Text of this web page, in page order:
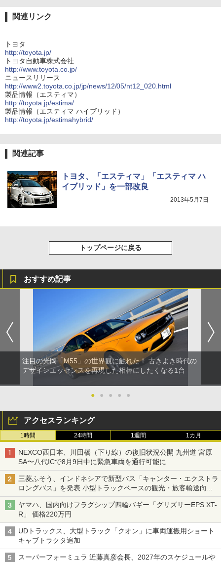
関連リンク
トヨタ
http://toyota.jp/
トヨタ自動車株式会社
http://www.toyota.co.jp/
ニュースリリース
http://www2.toyota.co.jp/jp/news/12/05/nt12_020.html
製品情報（エスティマ）
http://toyota.jp/estima/
製品情報（エスティマ ハイブリッド）
http://toyota.jp/estimahybrid/
関連記事
トヨタ、「エスティマ」「エスティマ ハ
イブリッド」を一部改良
2013年5月7日
トップページに戻る
おすすめ記事
注目の光岡「M55」の世界観に触れた！ 古きよき時代の
デザインエッセンスを再現した相棒にしたくなる1台
● ● ● ● ●
アクセスランキング
1時間 24時間 1週間 1カ月
NEXCO西日本、川田橋（下り線）の復旧状況公開 九州道 宮原
SA〜八代ICで8月9日中に緊急車両を通行可能に
三菱ふそう、インドネシアで新型バス「キャンター・エクストラ
ロングバス」を発表 小型トラックベースの観光・旅客輸送向け
バス
ヤマハ、国内向けフラグシップ四輪バギー「グリズリーEPS XT-
R」 価格220万円
UDトラックス、大型トラック「クオン」に車両運搬用ショート
キャブトラクタ追加
スーパーフォーミュラ 近藤真彦会長、2027年のスケジュールや